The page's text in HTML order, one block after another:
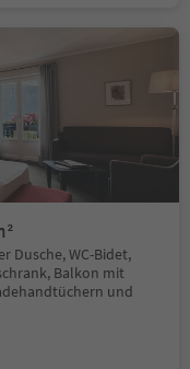
Dusche, WC-Bidet,
Balkon mit
und